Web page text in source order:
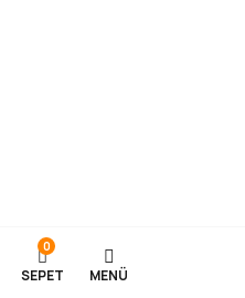
0
SEPET MENÜ